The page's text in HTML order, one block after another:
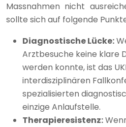
Massnahmen nicht
sollte sich auf folgende
Diagnostische Lücke:
Arztbesuche keine klare
werden konnte, ist das
interdisziplinären
spezialisierten
einzige Anlaufstelle.
Therapieresistenz: